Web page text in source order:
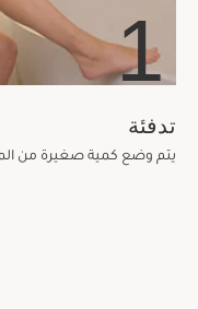
1
تدفئة
يتم وضع كمية صغيرة من